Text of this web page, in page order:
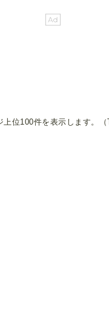
位100件を表示します。（